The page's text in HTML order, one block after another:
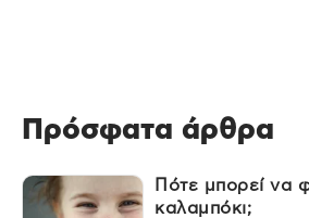
Πρόσφατα άρθρα
Πότε μπορεί να
καλαμπόκι;